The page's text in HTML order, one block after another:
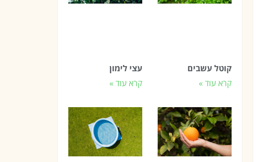
קוטל עשבים
קרא עוד »
עצי לימון
קרא עוד »